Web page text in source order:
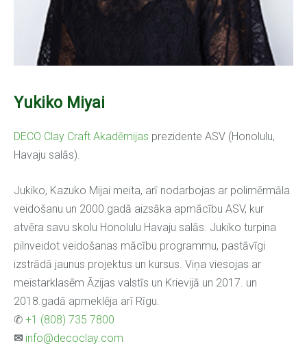
Yukiko Miyai
DECO Clay Craft Akadēmijas prezidente ASV (Honolulu,
Havaju salās).
Jukiko, Kazuko Mijai meita, arī nodarbojas ar polimērmāla
veidošanu un 2000.gadā aizsāka apmācību ASV, kur
atvēra savu skolu Honolulu Havaju salās. Jukiko turpina
pilnveidot veidošanas mācību programmu, pastāvīgi
izstrādā jaunus projektus un kursus. Viņa viesojas ar
meistarklasēm Āzijas valstīs un Krievijā un 2017. un
2018.gadā apmeklēja arī Rīgu.
✆ +1 (808) 735 7800
✉ info@decoclay.com